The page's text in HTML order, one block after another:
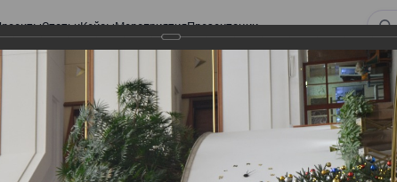
СтатьиКейсыМероприятияПрезентации
«О ТРАНСФЕРТНОМ ЦЕНООБРАЗОВАНИИ»
Закона «О